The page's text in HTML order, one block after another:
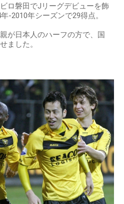
ロ磐田でJリーグデビューを飾
-2010年シーズンで29得点。
が日本人のハーフの方で、国
ました。